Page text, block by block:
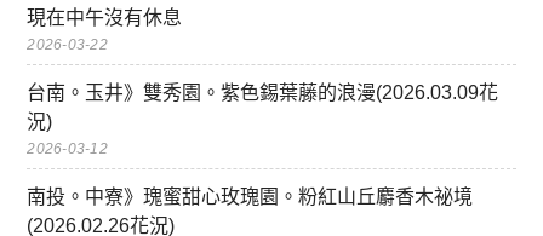
現在中午沒有休息
2026-03-22
台南。玉井》雙秀園。紫色錫葉藤的浪漫(2026.03.09花
況)
2026-03-12
南投。中寮》瑰蜜甜心玫瑰園。粉紅山丘麝香木祕境
(2026.02.26花況)